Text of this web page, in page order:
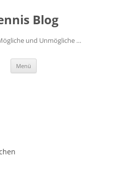
Blog
und Unmögliche …
Menü